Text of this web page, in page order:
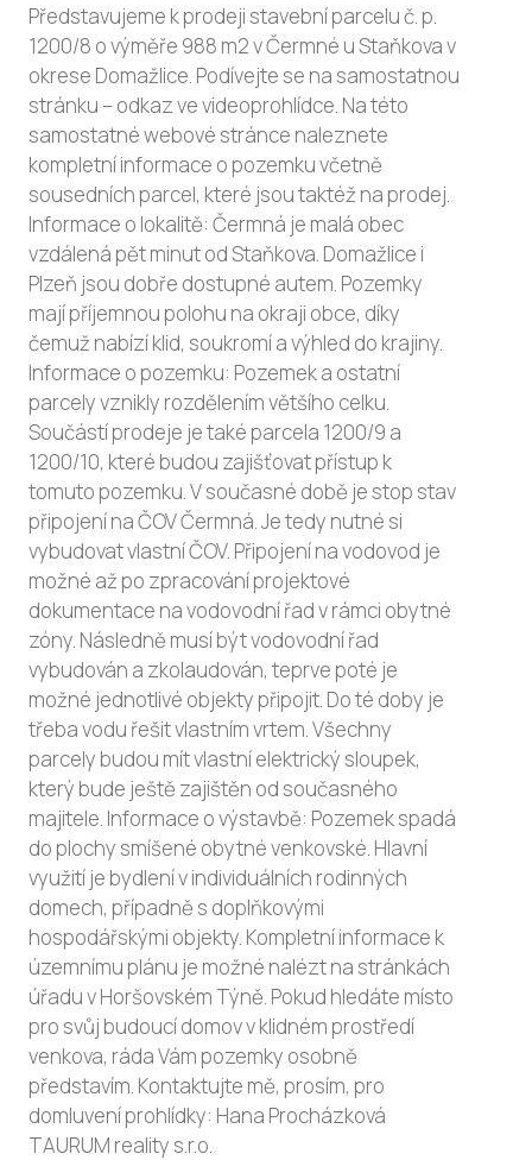
Představujeme k prodeji stavební parcelu č. p.
1200/8 o výměře 988 m2 v Čermné u Staňkova v
okrese Domažlice. Podívejte se na samostatnou
stránku – odkaz ve videoprohlídce. Na této
samostatné webové stránce naleznete
kompletní informace o pozemku včetně
sousedních parcel, které jsou taktéž na prodej.
Informace o lokalitě: Čermná je malá obec
vzdálená pět minut od Staňkova. Domažlice i
Plzeň jsou dobře dostupné autem. Pozemky
mají příjemnou polohu na okraji obce, díky
čemuž nabízí klid, soukromí a výhled do krajiny.
Informace o pozemku: Pozemek a ostatní
parcely vznikly rozdělením většího celku.
Součástí prodeje je také parcela 1200/9 a
1200/10, které budou zajišťovat přístup k
tomuto pozemku. V současné době je stop stav
připojení na ČOV Čermná. Je tedy nutné si
vybudovat vlastní ČOV. Připojení na vodovod je
možné až po zpracování projektové
dokumentace na vodovodní řad v rámci obytné
zóny. Následně musí být vodovodní řad
vybudován a zkolaudován, teprve poté je
možné jednotlivé objekty připojit. Do té doby je
třeba vodu řešit vlastním vrtem. Všechny
parcely budou mít vlastní elektrický sloupek,
který bude ještě zajištěn od současného
majitele. Informace o výstavbě: Pozemek spadá
do plochy smíšené obytné venkovské. Hlavní
využití je bydlení v individuálních rodinných
domech, případně s doplňkovými
hospodářskými objekty. Kompletní informace k
územnímu plánu je možné nalézt na stránkách
úřadu v Horšovském Týně. Pokud hledáte místo
pro svůj budoucí domov v klidném prostředí
venkova, ráda Vám pozemky osobně
představím. Kontaktujte mě, prosím, pro
domluvení prohlídky: Hana Procházková
TAURUM reality s.r.o.